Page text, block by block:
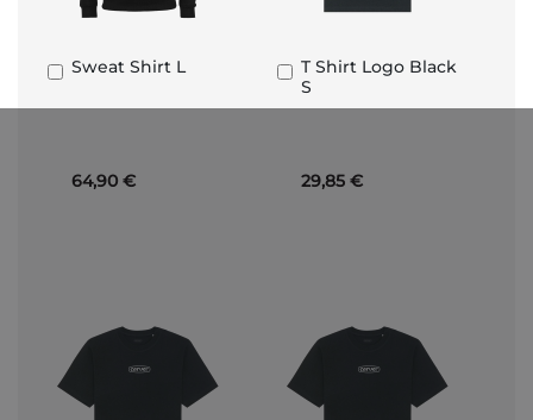
Sweat Shirt L
64,90 €
Añadir
carrito
T Shirt Logo Black
S
29,85 €
Añadir
al
carrito